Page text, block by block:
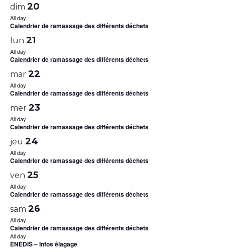
dim 20
All day
Calendrier de ramassage des différents déchets
lun 21
All day
Calendrier de ramassage des différents déchets
mar 22
All day
Calendrier de ramassage des différents déchets
mer 23
All day
Calendrier de ramassage des différents déchets
jeu 24
All day
Calendrier de ramassage des différents déchets
ven 25
All day
Calendrier de ramassage des différents déchets
sam 26
All day
Calendrier de ramassage des différents déchets
All day
ENEDIS – Infos élagage